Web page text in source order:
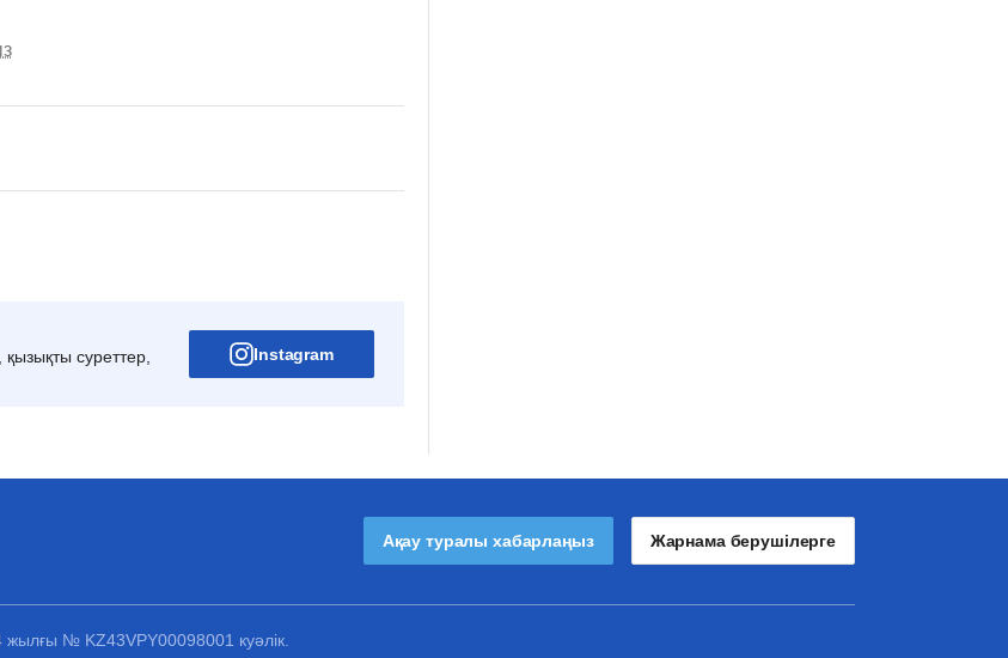
суреттер,
Instagram
Ақау туралы хабарлаңыз Жарнама берушілерге
№ KZ43VPY00098001 куәлік.